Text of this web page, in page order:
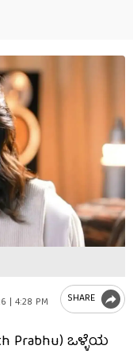
| 4:28 PM SHARE
Prabhu) ಒಳ್ಳೆಯ